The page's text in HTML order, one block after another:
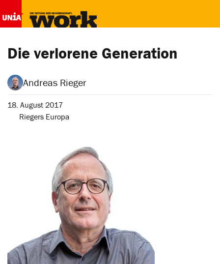
Die verlorene Generation
Andreas Rieger
18. August 2017
Riegers Europa